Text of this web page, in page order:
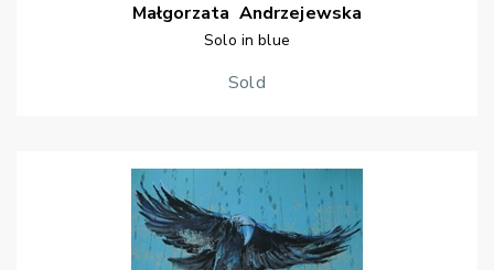
Małgorzata Andrzejewska
Solo in blue
Sold